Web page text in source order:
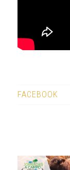
FACEBOOK